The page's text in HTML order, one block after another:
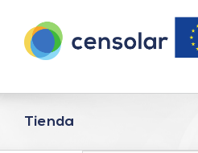
contenido
Tienda